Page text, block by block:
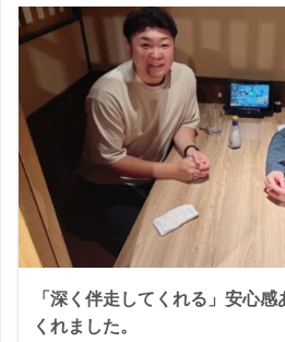
「深く伴走してくれる」安心
くれました。